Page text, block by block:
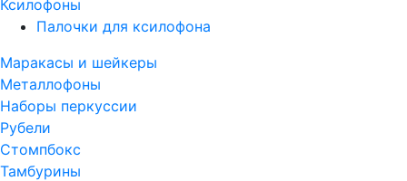
Ксилофоны
Палочки для ксилофона
Маракасы и шейкеры
Металлофоны
Наборы перкуссии
Рубели
Стомпбокс
Тамбурины